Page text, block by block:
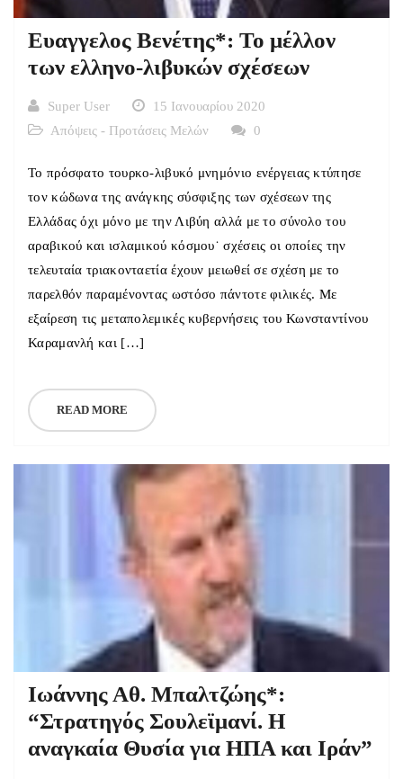
Ευαγγελος Βενέτης*: Το μέλλον
των ελληνο-λιβυκών σχέσεων
Super User
15 Ιανουαρίου 2020
Απόψεις - Προτάσεις Μελών
0
Το πρόσφατο τουρκο-λιβυκό μνημόνιο ενέργειας κτύπησε
τον κώδωνα της ανάγκης σύσφιξης των σχέσεων της
Ελλάδας όχι μόνο με την Λιβύη αλλά με το σύνολο του
αραβικού και ισλαμικού κόσμου˙ σχέσεις οι οποίες την
τελευταία τριακονταετία έχουν μειωθεί σε σχέση με το
παρελθόν παραμένοντας ωστόσο πάντοτε φιλικές. Με
εξαίρεση τις μεταπολεμικές κυβερνήσεις του Κωνσταντίνου
Καραμανλή και […]
READ MORE
Ιωάννης Αθ. Μπαλτζώης*:
“Στρατηγός Σουλεϊμανί. Η
αναγκαία Θυσία για ΗΠΑ και Ιράν”